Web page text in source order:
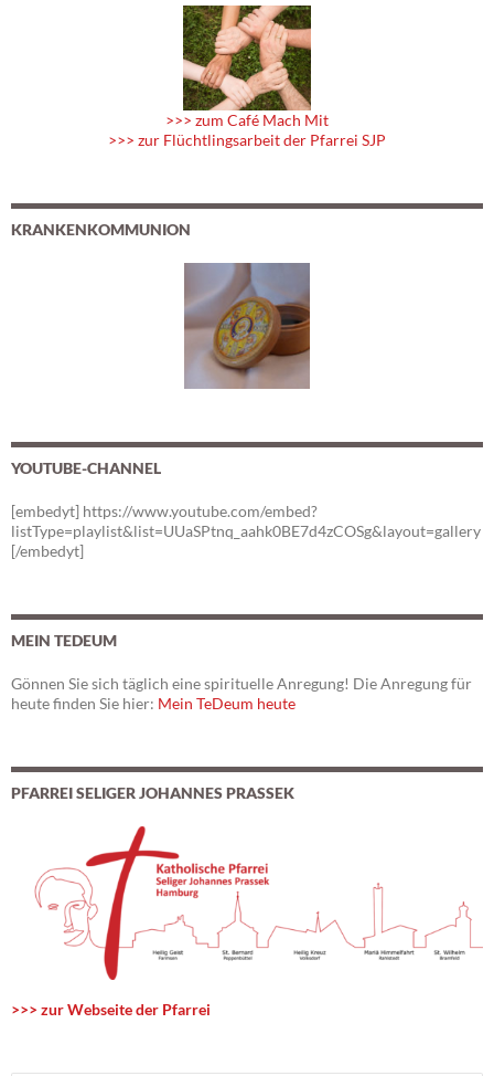
>>> zum Café Mach Mit
>>> zur Flüchtlingsarbeit der Pfarrei SJP
KRANKENKOMMUNION
YOUTUBE-CHANNEL
[embedyt] https://www.youtube.com/embed?
listType=playlist&list=UUaSPtnq_aahk0BE7d4zCOSg&layout=gallery
[/embedyt]
MEIN TEDEUM
Gönnen Sie sich täglich eine spirituelle Anregung! Die Anregung für
heute finden Sie hier: Mein TeDeum heute
PFARREI SELIGER JOHANNES PRASSEK
>>> zur Webseite der Pfarrei